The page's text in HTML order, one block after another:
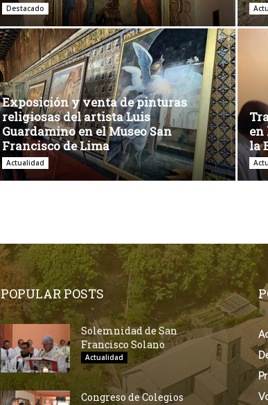
Destacado
Exposición y venta de pinturas
religiosas del artista Luis
Guardamino en el Museo San
Francisco de Lima
Actualidad
en
la
POPULAR POSTS
Solemnidad de San
Francisco Solano
Actualidad
Congreso de Colegios